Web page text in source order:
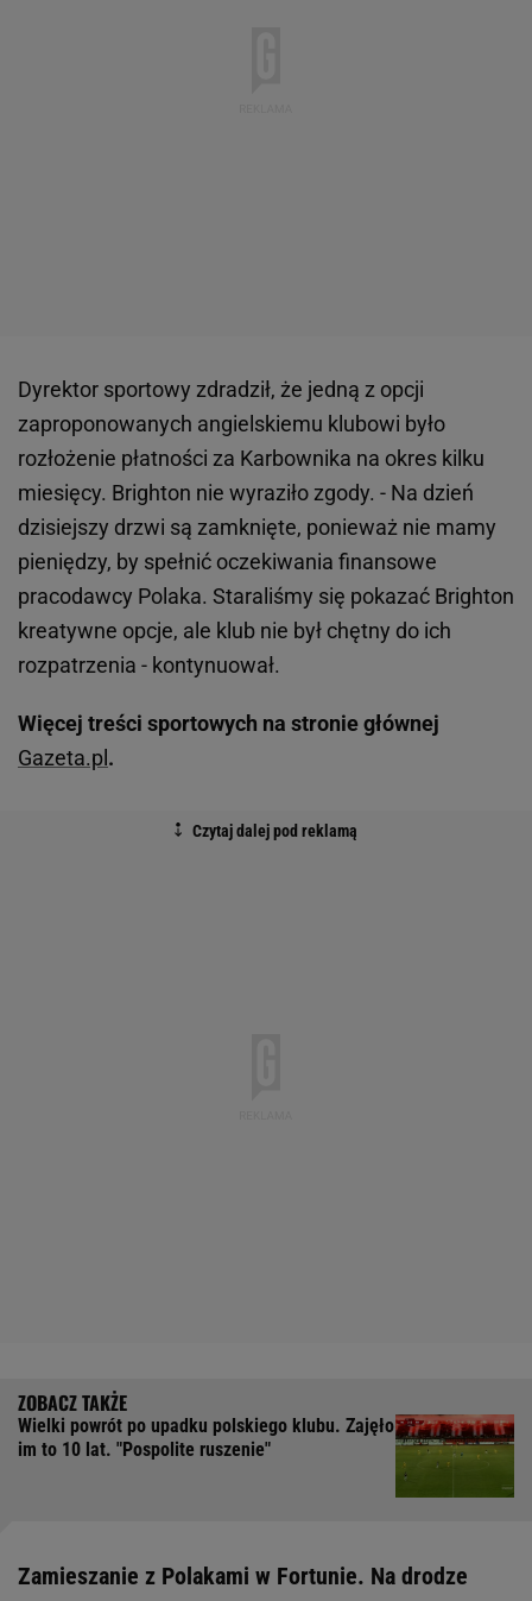
Dyrektor sportowy zdradził, że jedną z opcji
zaproponowanych angielskiemu klubowi było
rozłożenie płatności za Karbownika na okres kilku
miesięcy. Brighton nie wyraziło zgody. - Na dzień
dzisiejszy drzwi są zamknięte, ponieważ nie mamy
pieniędzy, by spełnić oczekiwania finansowe
pracodawcy Polaka. Staraliśmy się pokazać Brighton
kreatywne opcje, ale klub nie był chętny do ich
rozpatrzenia - kontynuował.
Więcej treści sportowych na stronie głównej
Gazeta.pl.
Wielki powrót po upadku polskiego klubu. Zajęło
im to 10 lat. "Pospolite ruszenie"
Zamieszanie z Polakami w Fortunie. Na drodze